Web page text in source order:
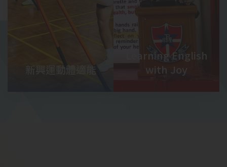
新興運動體適能
Learning English
with Joy